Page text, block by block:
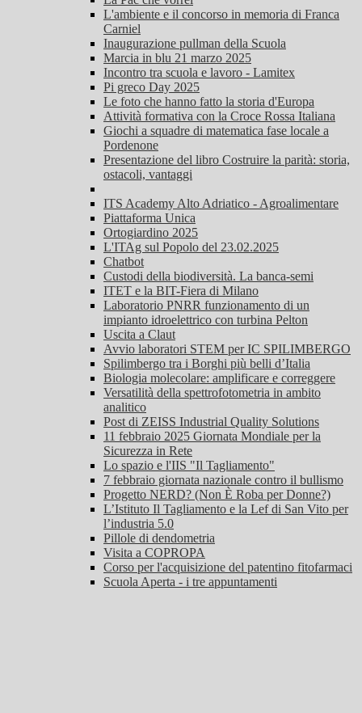
L'ambiente e il concorso in memoria di Franca
Carniel
Inaugurazione pullman della Scuola
Marcia in blu 21 marzo 2025
Incontro tra scuola e lavoro - Lamitex
Pi greco Day 2025
Le foto che hanno fatto la storia d'Europa
Attività formativa con la Croce Rossa Italiana
Giochi a squadre di matematica fase locale a
Pordenone
Presentazione del libro Costruire la parità: storia,
ostacoli, vantaggi
ITS Academy Alto Adriatico - Agroalimentare
Piattaforma Unica
Ortogiardino 2025
L'ITAg sul Popolo del 23.02.2025
Chatbot
Custodi della biodiversità. La banca-semi
ITET e la BIT-Fiera di Milano
Laboratorio PNRR funzionamento di un
impianto idroelettrico con turbina Pelton
Uscita a Claut
Avvio laboratori STEM per IC SPILIMBERGO
Spilimbergo tra i Borghi più belli d’Italia
Biologia molecolare: amplificare e correggere
Versatilità della spettrofotometria in ambito
analitico
Post di ZEISS Industrial Quality Solutions
11 febbraio 2025 Giornata Mondiale per la
Sicurezza in Rete
Lo spazio e l'IIS "Il Tagliamento"
7 febbraio giornata nazionale contro il bullismo
Progetto NERD? (Non È Roba per Donne?)
L’Istituto Il Tagliamento e la Lef di San Vito per
l’industria 5.0
Pillole di dendometria
Visita a COPROPA
Corso per l'acquisizione del patentino fitofarmaci
Scuola Aperta - i tre appuntamenti